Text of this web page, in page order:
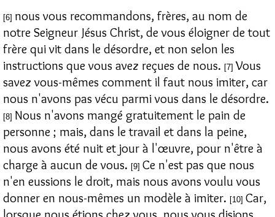
[6] nous vous recommandons, frères, au nom de
notre Seigneur Jésus Christ, de vous éloigner de tout
frère qui vit dans le désordre, et non selon les
instructions que vous avez reçues de nous. [7] Vous
savez vous-mêmes comment il faut nous imiter, car
nous n'avons pas vécu parmi vous dans le désordre.
[8] Nous n'avons mangé gratuitement le pain de
personne ; mais, dans le travail et dans la peine,
nous avons été nuit et jour à l'œuvre, pour n'être à
charge à aucun de vous. [9] Ce n'est pas que nous
n'en eussions le droit, mais nous avons voulu vous
donner en nous-mêmes un modèle à imiter. [10] Car,